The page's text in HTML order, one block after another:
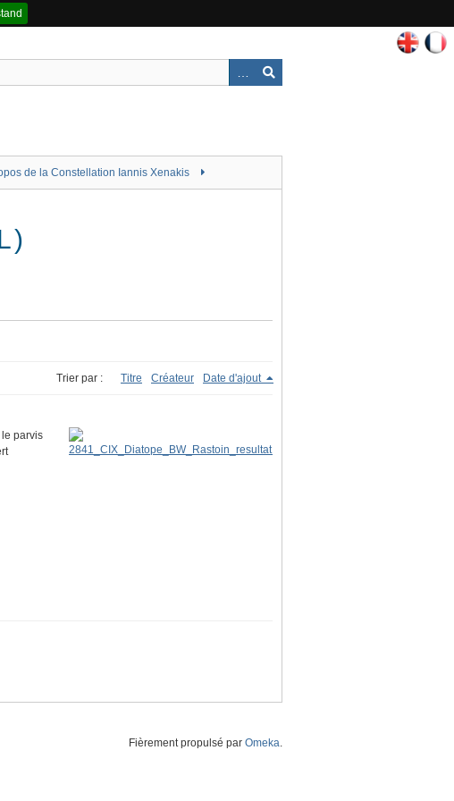
de la Constellation Iannis Xenakis
Trier par : Titre Créateur Date d'ajout
parvis
Fièrement propulsé par Omeka.